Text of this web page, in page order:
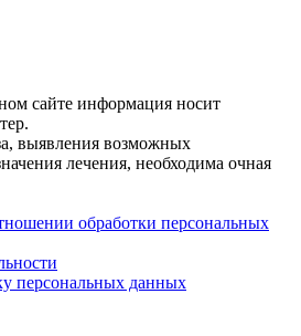
сайте информация носит
выявления возможных
лечения, необходима очная
обработки персональных
персональных данных